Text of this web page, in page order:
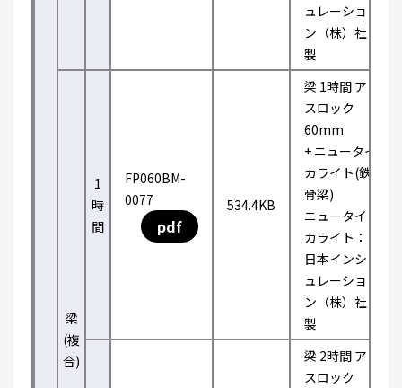
ュレーショ
ン（株）社
製
梁
(複
合)
1
時
間
FP060BM-
0077
pdf
534.4KB
梁 1時間 ア
スロック
60mm
+ ニュータイ
カライト(鉄
骨梁)
ニュータイ
カライト：
日本インシ
ュレーショ
ン（株）社
製
梁 2時間 ア
スロック